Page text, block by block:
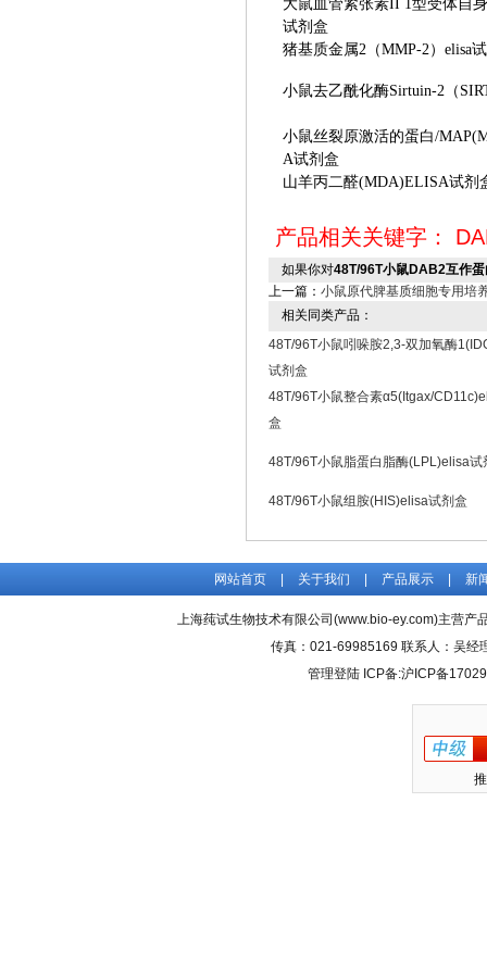
大鼠血管紧张素II 1型受体自
试剂盒
猪基质金属2（MMP-2）elisa
小鼠去乙酰化酶Sirtuin-2（
小鼠丝裂原激活的蛋白/
A试剂盒
山羊丙二醛(MDA)ELISA试剂
产品相关关键字：
如果你对48T/96T小鼠DAB2互作
上一篇： 小鼠原代脾基质细胞专用培
相关同类产品：
48T/96T小鼠吲哚胺2,3-双加氧酶
试剂盒
48T/96T小鼠整合素α5(Itgax/
盒
48T/96T小鼠脂蛋白脂酶(LPL)elisa试
48T/96T小鼠组胺(HIS)elisa试剂盒
网站首页 关于我们 产品展示 新
上海莼试生物技术有限公司(www.bio-ey.com)主营产
传真：021-69985169 联系人：吴经
管理登陆 ICP备:沪ICP备